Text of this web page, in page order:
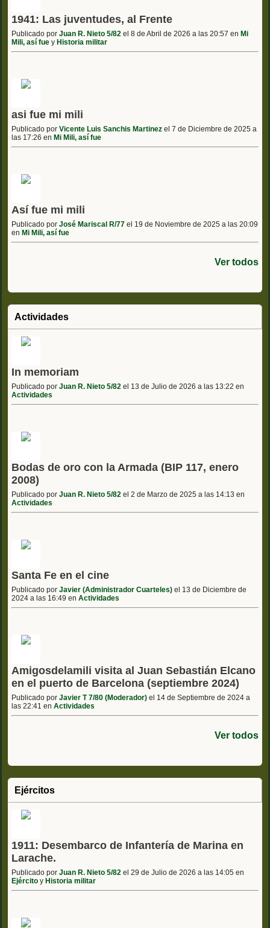
1941: Las juventudes, al Frente
Publicado por Juan R. Nieto 5/82 el 8 de Abril de 2026 a las 20:57 en Mi
Mili, así fue y Historia militar
asi fue mi mili
Publicado por Vicente Luis Sanchis Martinez el 7 de Diciembre de 2025 a
las 17:26 en Mi Mili, así fue
Así fue mi mili
Publicado por José Mariscal R/77 el 19 de Noviembre de 2025 a las 20:09
en Mi Mili, así fue
Ver todos
Actividades
In memoriam
Publicado por Juan R. Nieto 5/82 el 13 de Julio de 2026 a las 13:22 en
Actividades
Bodas de oro con la Armada (BIP 117, enero
2008)
Publicado por Juan R. Nieto 5/82 el 2 de Marzo de 2025 a las 14:13 en
Actividades
Santa Fe en el cine
Publicado por Javier (Administrador Cuarteles) el 13 de Diciembre de
2024 a las 16:49 en Actividades
Amigosdelamili visita al Juan Sebastián Elcano
en el puerto de Barcelona (septiembre 2024)
Publicado por Javier T 7/80 (Moderador) el 14 de Septiembre de 2024 a
las 22:41 en Actividades
Ver todos
Ejércitos
1911: Desembarco de Infantería de Marina en
Larache.
Publicado por Juan R. Nieto 5/82 el 29 de Julio de 2026 a las 14:05 en
Ejército y Historia militar